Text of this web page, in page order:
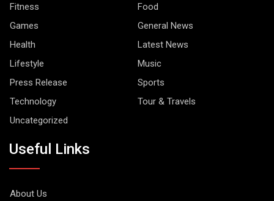
Fitness
Food
Games
General News
Health
Latest News
Lifestyle
Music
Press Release
Sports
Technology
Tour & Travels
Uncategorized
Useful Links
About Us